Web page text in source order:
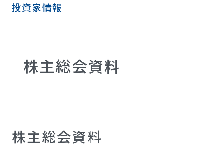
投資家情報
株主総会資料
株主総会資料